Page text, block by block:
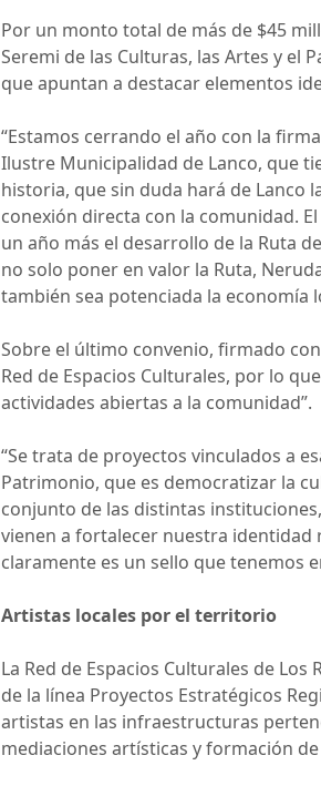
Por un monto total de más de $45
Seremi de las Culturas, las Artes y el
que apuntan a destacar elementos
“Estamos cerrando el año con la
Ilustre Municipalidad de Lanco, que
historia, que sin duda hará de Lanco
conexión directa con la comunidad.
un año más el desarrollo de la Ruta
no solo poner en valor la Ruta,
también sea potenciada la economía
Sobre el último convenio, firmado
Red de Espacios Culturales, por lo
actividades abiertas a la comunidad”.
“Se trata de proyectos vinculados a
Patrimonio, que es democratizar la
conjunto de las distintas
vienen a fortalecer nuestra
claramente es un sello que tenemos
Artistas locales por el territorio
La Red de Espacios Culturales de
de la línea Proyectos Estratégicos
artistas en las infraestructuras
mediaciones artísticas y formación